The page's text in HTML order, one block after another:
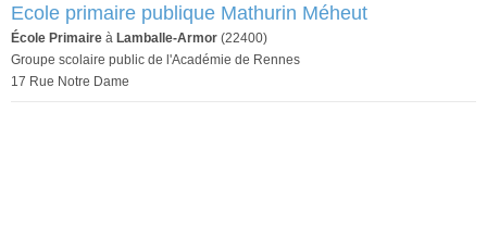
Ecole primaire publique Mathurin Méheut
École Primaire à Lamballe-Armor (22400)
Groupe scolaire public de l'Académie de Rennes
17 Rue Notre Dame